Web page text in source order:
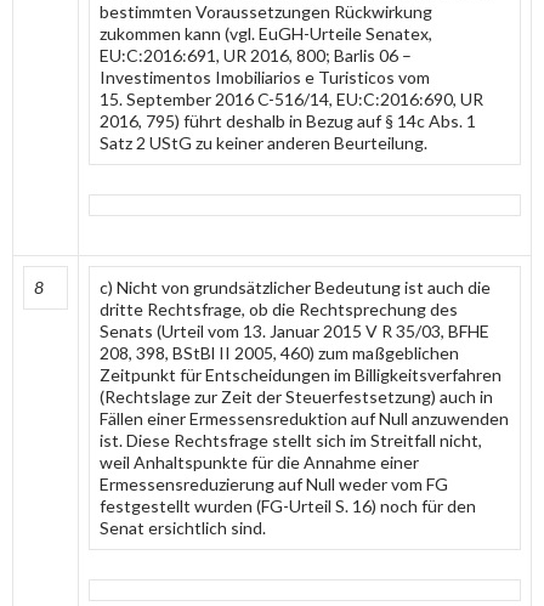
bestimmten Voraussetzungen Rückwirkung
zukommen kann (vgl. EuGH-Urteile Senatex,
EU:C:2016:691, UR 2016, 800; Barlis 06 –
Investimentos Imobiliarios e Turisticos vom
15. September 2016 C-516/14, EU:C:2016:690, UR
2016, 795) führt deshalb in Bezug auf § 14c Abs. 1
Satz 2 UStG zu keiner anderen Beurteilung.
8
c) Nicht von grundsätzlicher Bedeutung ist auch die
dritte Rechtsfrage, ob die Rechtsprechung des
Senats (Urteil vom 13. Januar 2015 V R 35/03, BFHE
208, 398, BStBl II 2005, 460) zum maßgeblichen
Zeitpunkt für Entscheidungen im Billigkeitsverfahren
(Rechtslage zur Zeit der Steuerfestsetzung) auch in
Fällen einer Ermessensreduktion auf Null anzuwenden
ist. Diese Rechtsfrage stellt sich im Streitfall nicht,
weil Anhaltspunkte für die Annahme einer
Ermessensreduzierung auf Null weder vom FG
festgestellt wurden (FG-Urteil S. 16) noch für den
Senat ersichtlich sind.